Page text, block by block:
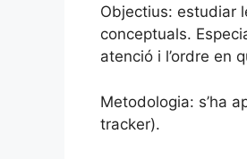
Objectius: estudiar
conceptuals.
atenció i l’ordre en
Metodologia: s’ha
tracker).